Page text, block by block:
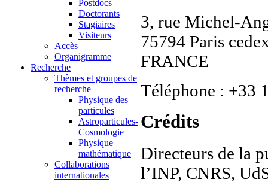
Postdocs
Doctorants
Stagiaires
Visiteurs
Accès
Organigramme
Recherche
Thèmes et groupes de
recherche
Physique des
particules
Astroparticules-
Cosmologie
Physique
mathématique
Collaborations
internationales
3, rue Michel-
75794 Paris
FRANCE
Téléphone : +33
Crédits
Directeurs de la
l’INP, CNRS,